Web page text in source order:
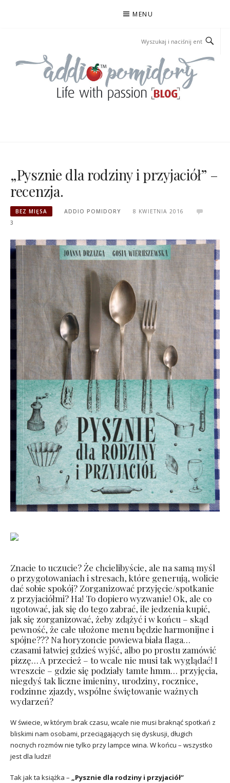
MENU
„Pysznie dla rodziny i przyjaciół” –
recenzja.
BEZ MIĘSA ADDIO POMIDORY
8 KWIETNIA 2016
3
Znacie to uczucie? Że chcielibyście, ale na samą myśl
o przygotowaniach i stresach, które generują, wolicie
dać sobie spokój? Zorganizować przyjęcie/spotkanie
z przyjaciółmi? Ha! To dopiero wyzwanie! Ok, ale co
ugotować, jak się do tego zabrać, ile jedzenia kupić,
jak się zorganizować, żeby zdążyć i w końcu – skąd
pewność, że całe ułożone menu będzie harmonijne i
spójne??? Na horyzoncie powiewa biała flaga…
czasami łatwiej gdzieś wyjść, albo po prostu zamówić
pizzę… A przecież – to wcale nie musi tak wyglądać! I
wreszcie – gdzie się podziały tamte hmm… przyjęcia,
niegdyś tak liczne imieniny, urodziny, rocznice,
rodzinne zjazdy, wspólne świętowanie ważnych
wydarzeń?
W świecie, w którym brak czasu, wcale nie musi braknąć spotkań z
bliskimi nam osobami, przeciągających się dyskusji, długich
nocnych rozmów nie tylko przy lampce wina. W końcu – wszystko
jest dla ludzi!
Tak jak ta książka –
„Pysznie dla rodziny i przyjaciół”